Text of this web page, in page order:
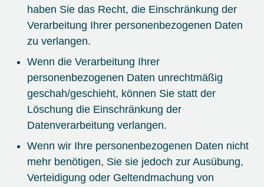
haben Sie das Recht, die Einschränkung der
Verarbeitung Ihrer personenbezogenen Daten
zu verlangen.
Wenn die Verarbeitung Ihrer
personenbezogenen Daten unrechtmäßig
geschah/geschieht, können Sie statt der
Löschung die Einschränkung der
Datenverarbeitung verlangen.
Wenn wir Ihre personenbezogenen Daten nicht
mehr benötigen, Sie sie jedoch zur Ausübung,
Verteidigung oder Geltendmachung von